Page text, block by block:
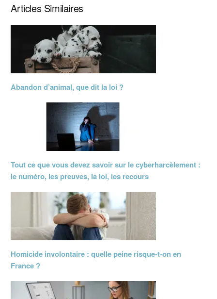
Articles Similaires
Abandon d’animal, que dit la loi ?
Tout ce que vous devez savoir sur le cyberharcèlement :
le numéro, les preuves, la loi, les recours
Homicide involontaire : quelle peine risque-t-on en
France ?